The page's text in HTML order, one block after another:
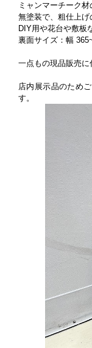
ミャンマーチーク材
無塗装で、粗仕上げ
DIY用や花台や敷板
裏面サイズ：幅
一点もの現品販売に
店内展示品のため
す。